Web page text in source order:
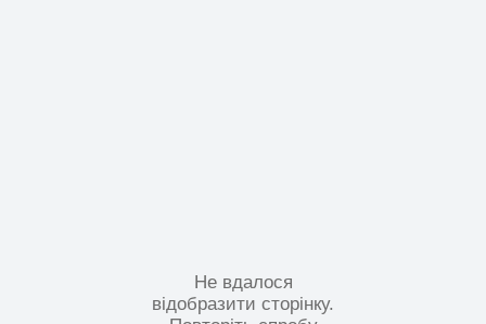
Не вдалося
відобразити сторінку.